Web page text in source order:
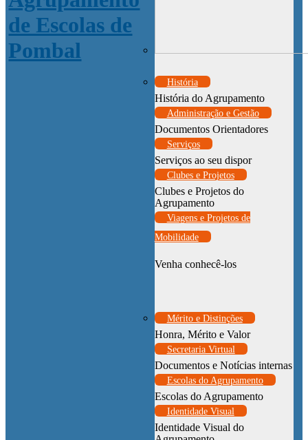
História
História do Agrupamento
Administração e Gestão
Documentos Orientadores
Serviços
Serviços ao seu dispor
Clubes e Projetos
Clubes e Projetos do
Agrupamento
Viagens e Projetos de
Mobilidade
Venha conhecê-los
Mérito e Distinções
Honra, Mérito e Valor
Secretaria Virtual
Documentos e Notícias internas
Escolas do Agrupamento
Escolas do Agrupamento
Identidade Visual
Identidade Visual do